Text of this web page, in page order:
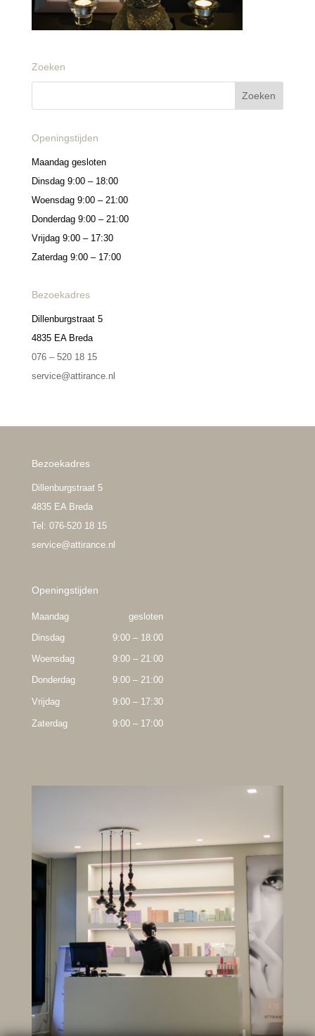
Zoeken
Openingstijden
Maandag gesloten
Dinsdag 9:00 – 18:00
Woensdag 9:00 – 21:00
Donderdag 9:00 – 21:00
Vrijdag 9:00 – 17:30
Zaterdag 9:00 – 17:00
Bezoekadres
Dillenburgstraat 5
4835 EA Breda
076 – 520 18 15
service@attirance.nl
Bezoekadres
Dillenburgstraat 5
4835 EA Breda
Tel: 076-520 18 15
service@attirance.nl
Openingstijden
Maandag
gesloten
Dinsdag
9:00 – 18:00
Woensdag
9:00 – 21:00
Donderdag
9:00 – 21:00
Vrijdag 9:00 – 17:30
Zaterdag 9:00 – 17:00